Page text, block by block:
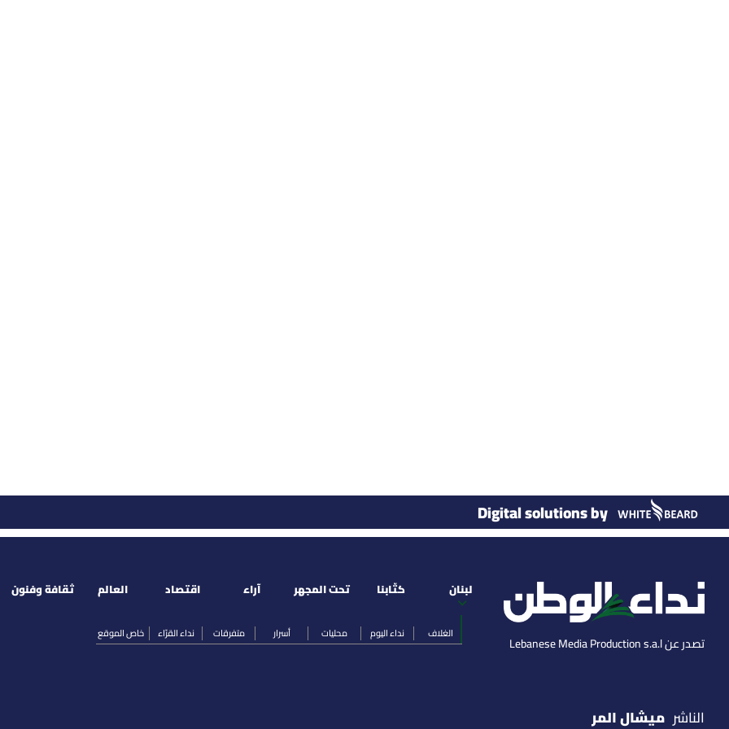
Digital solutions by
تصدر عن Lebanese Media Production s.a.l
لبنان
الغلاف نداء اليوم محليات أسرار متفرقات نداء القرّاء خاص الموقع
كتّابنا تحت المجهر آراء اقتصاد العالم ثقافة وفنون
الناشر ميشال المر